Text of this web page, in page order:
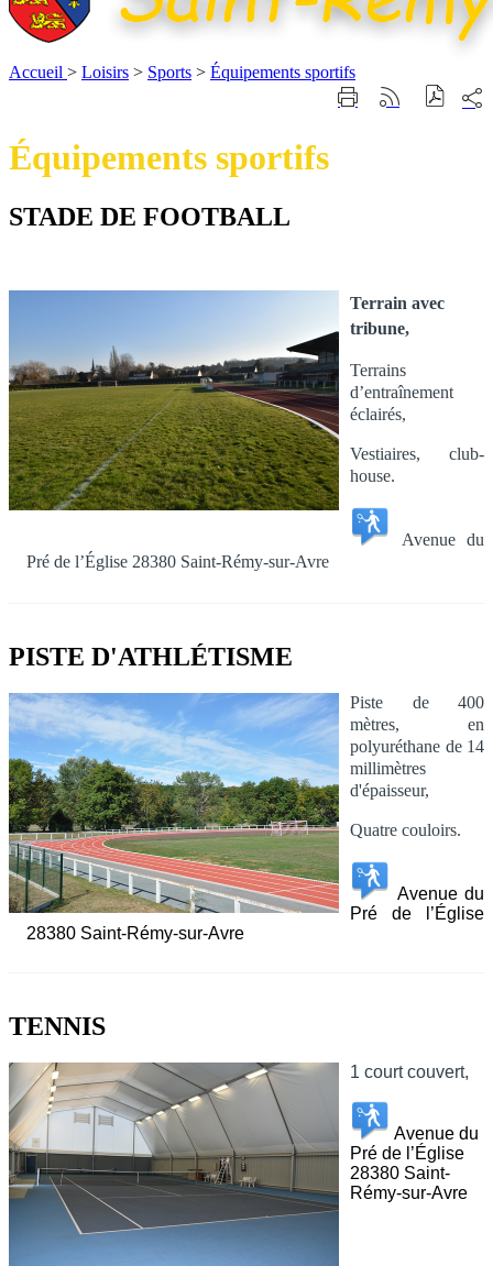
Accueil > Loisirs > Sports > Équipements sportifs
ImprimerGénérer
sur
Équipements sportifs
STADE DE FOOTBALL
Terrain avec
tribune,
Terrains
d’entraînement
éclairés,
Vestiaires, club-
house.
Avenue du
Pré de l’Église 28380 Saint-Rémy-sur-Avre
PISTE D'ATHLÉTISME
Piste de 400
mètres, en
polyuréthane de 14
millimètres
d'épaisseur,
Quatre couloirs.
Avenue du
Pré de l’Église
28380 Saint-Rémy-sur-Avre
TENNIS
1 court couvert,
Avenue du
Pré de l’Église
28380 Saint-
Rémy-sur-Avre